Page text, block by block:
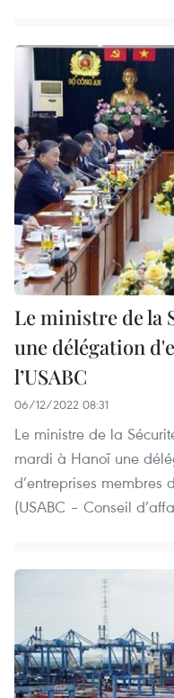
Le ministre de la
une délégation
l’USABC
06/12/2022 08:31
Le ministre de la
mardi à Hanoï une
d’entreprises membres
(USABC – Conseil